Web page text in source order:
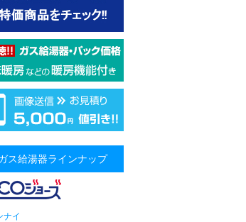
ス給湯器ラインナップ
ナイ